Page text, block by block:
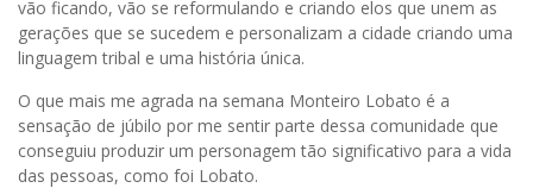
vão ficando, vão se reformulando e criando elos que unem as
gerações que se sucedem e personalizam a cidade criando uma
linguagem tribal e uma história única.
O que mais me agrada na semana Monteiro Lobato é a
sensação de júbilo por me sentir parte dessa comunidade que
conseguiu produzir um personagem tão significativo para a vida
das pessoas, como foi Lobato.